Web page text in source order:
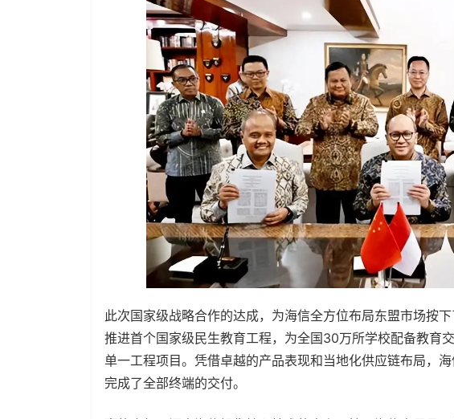
此次国家级战略合作的达成，为海信全方位布局东盟市场按
推进首个国家级民生教育工程，为全国30万所学校配备教
单一工程项目。凭借卓越的产品表现和当地化供应链布局，
完成了全部终端的交付。